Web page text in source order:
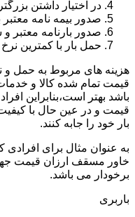
در اختیار داشتن
صدور بیمه نامه معتبر
صدور بارنامه معتبر
حمل بار با کمترین نرخ
هزینه های مربوط به حمل و
قیمت تمام شده کالا و
باشد بهتر است،بنابراین
قیمت و در عین حال با کیفیت
بار خود را جابه کنند.
به عنوان مثال برای افرادی
خاور مسقف ارزان قیمت جهت
برخودار می باشد.
باربری